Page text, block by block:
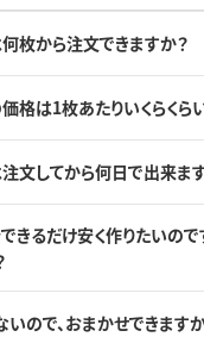
枚から注文できますか？
格は1枚あたりいくらくら
文してから何日で出来ま
きるだけ安く作りたいので
ので、おまかせできます